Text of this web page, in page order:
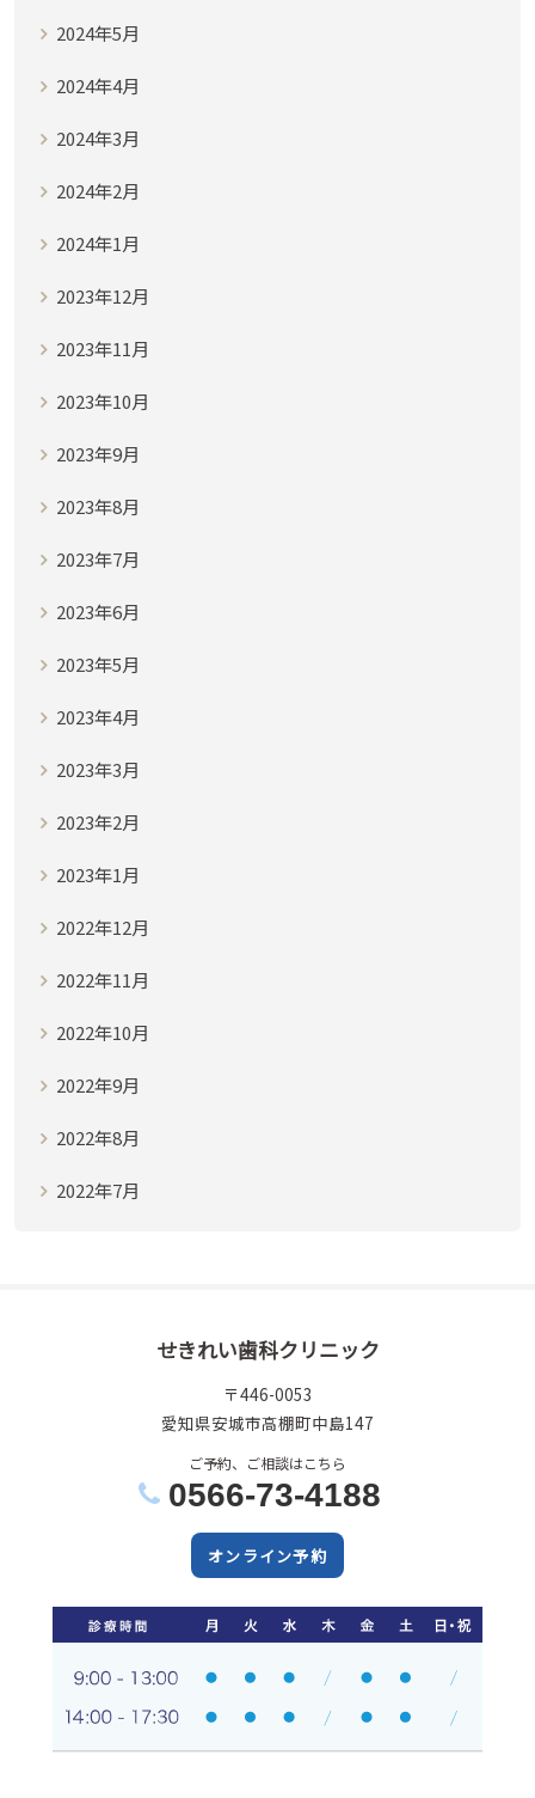
2024年5月
2024年4月
2024年3月
2024年2月
2024年1月
2023年12月
2023年11月
2023年10月
2023年9月
2023年8月
2023年7月
2023年6月
2023年5月
2023年4月
2023年3月
2023年2月
2023年1月
2022年12月
2022年11月
2022年10月
2022年9月
2022年8月
2022年7月
せきれい歯科クリニック
〒446-0053
愛知県安城市高棚町中島147
ご予約、ご相談はこちら
0566-73-4188
オンライン予約